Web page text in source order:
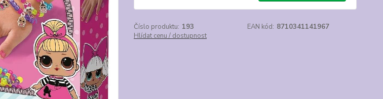
Číslo produktu: 193 EAN kód: 8710341141967
Hlídat cenu / dostupnost